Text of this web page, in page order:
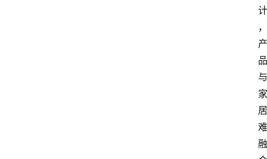
计
，
产
品
与
家
居
难
融